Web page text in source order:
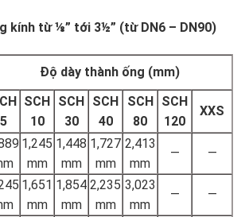
kính từ ⅛” tới 3½” (từ DN6 – DN90)
Độ dày thành ống (mm)
5
SCH
10
SCH
30
SCH
40
SCH
80
SCH
120
XXS
1,245
mm
1,448
mm
1,727
mm
2,413
mm
— —
1,651
mm
1,854
mm
2,235
mm
3,023
mm
— —